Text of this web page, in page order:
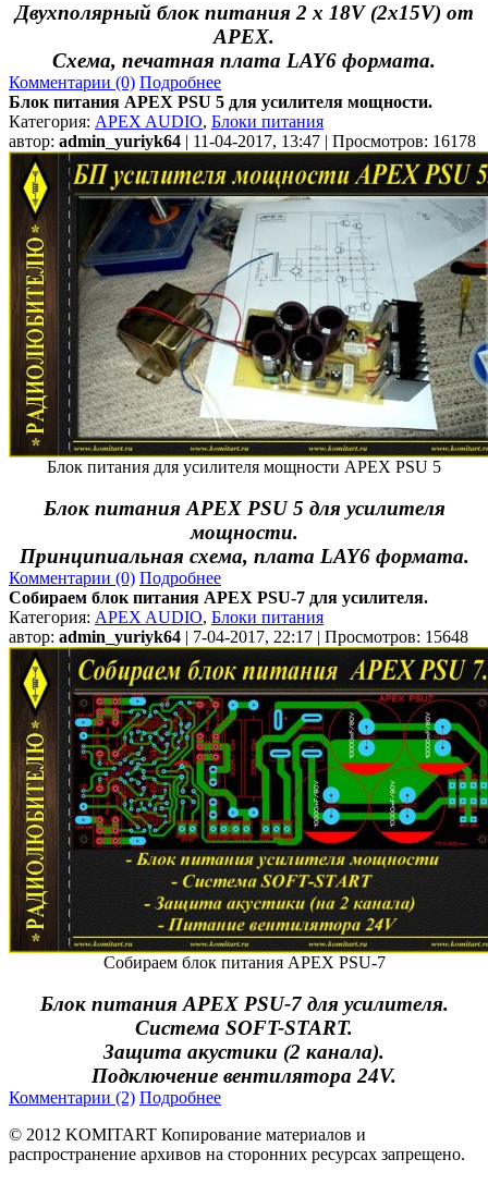
Двухполярный блок питания 2 х 18V (2x15V) от
APEX.
Схема, печатная плата LAY6 формата.
Комментарии (0) Подробнее
Блок питания APEX PSU 5 для усилителя мощности.
Категория: APEX AUDIO, Блоки питания
автор: admin_yuriyk64 | 11-04-2017, 13:47 | Просмотров: 16178
Блок питания для усилителя мощности APEX PSU 5
Блок питания APEX PSU 5 для усилителя
мощности.
Принципиальная схема, плата LAY6 формата.
Комментарии (0) Подробнее
Собираем блок питания APEX PSU-7 для усилителя.
Категория: APEX AUDIO, Блоки питания
автор: admin_yuriyk64 | 7-04-2017, 22:17 | Просмотров: 15648
Собираем блок питания APEX PSU-7
Блок питания APEX PSU-7 для усилителя.
Система SOFT-START.
Защита акустики (2 канала).
Подключение вентилятора 24V.
Комментарии (2) Подробнее
© 2012 KOMITART Копирование материалов и
распространение архивов на сторонних ресурсах запрещено.